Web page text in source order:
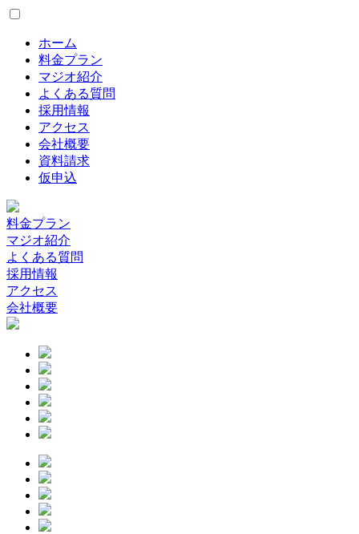
ホーム
料金プラン
マジオ紹介
よくある質問
採用情報
アクセス
会社概要
資料請求
仮申込
料金プラン
マジオ紹介
よくある質問
採用情報
アクセス
会社概要